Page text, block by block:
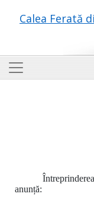
Calea Ferată
anunță: